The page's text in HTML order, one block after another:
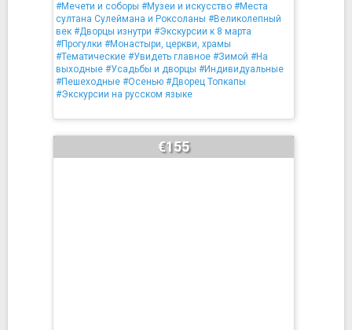
#Мечети и соборы #Музеи и искусство #Места
султана Сулеймана и Роксоланы #Великолепный
век #Дворцы изнутри #Экскурсии к 8 марта
#Прогулки #Монастыри, церкви, храмы
#Тематические #Увидеть главное #Зимой #На
выходные #Усадьбы и дворцы #Индивидуальные
#Пешеходные #Осенью #Дворец Топкапы
#Экскурсии на русском языке
€155